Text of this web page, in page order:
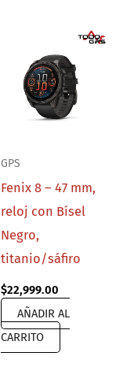
GPS
Fenix 8 – 47 mm,
reloj con Bísel
Negro,
titanio/sáfiro
$22,999.00
AÑADIR AL
CARRITO